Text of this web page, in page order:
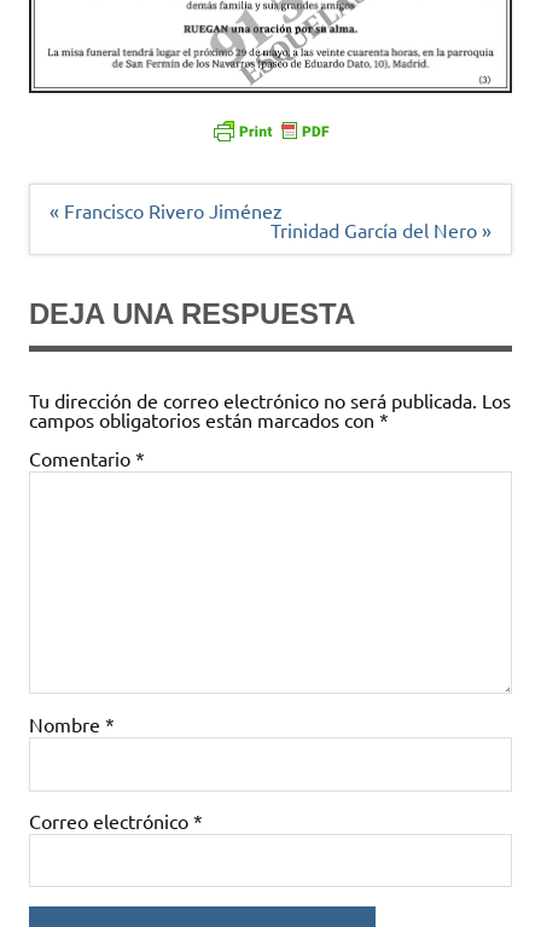
Navegación
« Francisco Rivero Jiménez
Trinidad García del Nero »
DEJA UNA RESPUESTA
Tu dirección de correo electrónico no será publicada. Los
campos obligatorios están marcados con *
Comentario *
Nombre *
Correo electrónico *